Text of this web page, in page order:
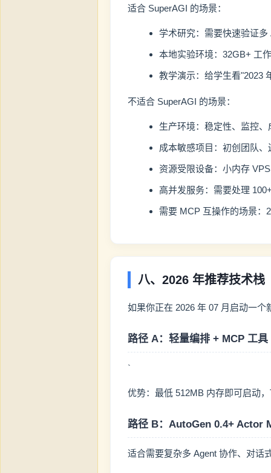
适合 SuperAGI 的场景：
学术研究：需要快速验证
本地实验环境：32GB+ 工
教学演示：给学生看"2023
不适合 SuperAGI 的场景：
生产环境：稳定性、监控
成本敏感项目：初创团队
资源受限设备：小内存
高并发服务：需要处理
需要 MCP 互操作的场景：
八、2026 年推荐技术栈
如果你正在 2026 年 07 月启动一
路径 A：轻量编排 + MCP 工具
`
优势：最低 512MB 内存即可启动
路径 B：AutoGen 0.4+ Actor
适合需要复杂多 Agent 协作、对话